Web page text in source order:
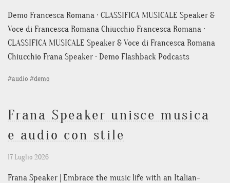
Demo Francesca Romana · CLASSIFICA MUSICALE Speaker &
Voce di Francesca Romana Chiucchio Francesca Romana ·
CLASSIFICA MUSICALE Speaker & Voce di Francesca Romana
Chiucchio Frana Speaker · Demo Flashback Podcasts
#audio #demo
Frana Speaker unisce musica
e audio con stile
17 Luglio 2026
Frana Speaker | Embrace the music life with an Italian-